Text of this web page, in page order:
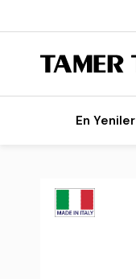
En Yeniler